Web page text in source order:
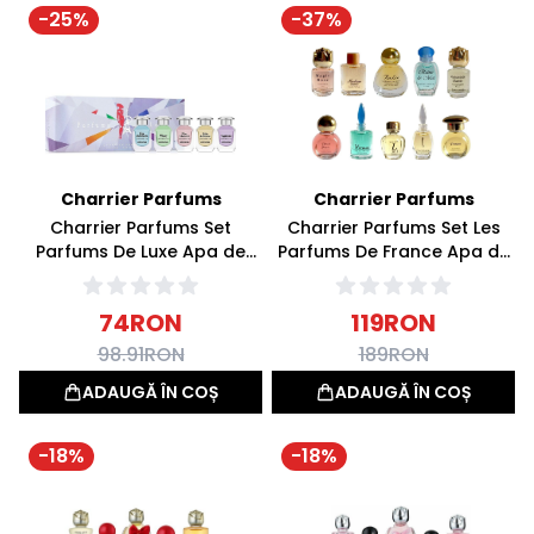
-25%
Charrier Parfums
Charrier Parfums Set
Parfums De Luxe Apa de
parfum 60ml
74RON
98.91RON
ADAUGĂ ÎN COȘ
-37%
Charrier Parfums
Charrier Parfums Set Les
Parfums De France Apa de
parfum 57.8ml
119RON
189RON
ADAUGĂ ÎN COȘ
-18% -18%